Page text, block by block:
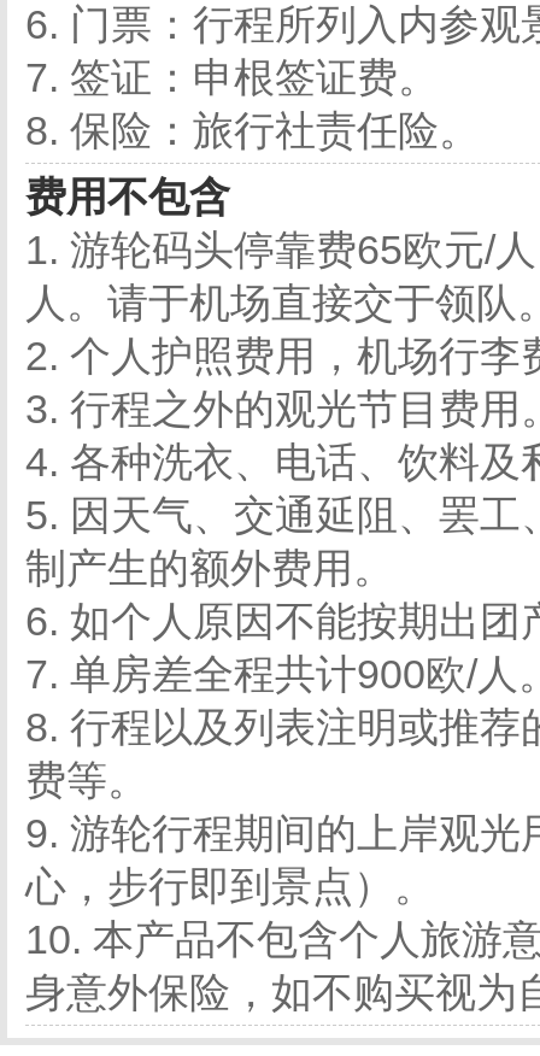
6. 门票：行程所列入内参观
7. 签证：申根签证费。
8. 保险：旅行社责任险。
费用不包含
1. 游轮码头停靠费65欧元/
人。请于机场直接交于领队
2. 个人护照费用，机场行李
3. 行程之外的观光节目费用
4. 各种洗衣、电话、饮料及
5. 因天气、交通延阻、罢
制产生的额外费用。
6. 如个人原因不能按期出团
7. 单房差全程共计900欧/人
8. 行程以及列表注明或推
费等。
9. 游轮行程期间的上岸观
心，步行即到景点）。
10. 本产品不包含个人旅游
身意外保险，如不购买视为